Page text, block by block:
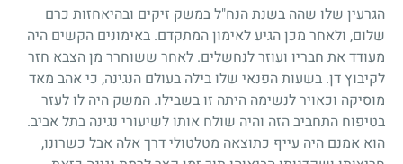
הגרעין שלו שהה בשנת הנח"ל במשק זיקים ובהיאחזות כרם
שלום, ולאחר מכן הגיע לאימון המתקדם. באימונים הקשים היה
מעודד את חבריו ועוזר לנחשלים. לאחר ששוחרר מן הצבא חזר
לקיבוץ דן. בשעות הפנאי שלו בילה בעולם הנגינה, כי אהב מאד
מוסיקה וכאויר לנשימה היתה זו בשבילו. המשק היה לו לעזר
בטיפוח התחביב הזה והיה שולח אותו לשיעורי נגינה בתל אביב.
הוא אמנם היה עייף כתוצאה מטלטולי דרך אלה אבל כשרונו,